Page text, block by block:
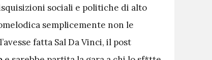
sociali e politiche di alto
semplicemente non le
l’avesse fatta Sal Da Vinci, il post